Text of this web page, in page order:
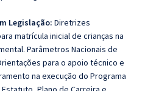
Legislação: Diretrizes
matrícula inicial de crianças na
Parâmetros Nacionais de
para o apoio técnico e
na execução do Programa